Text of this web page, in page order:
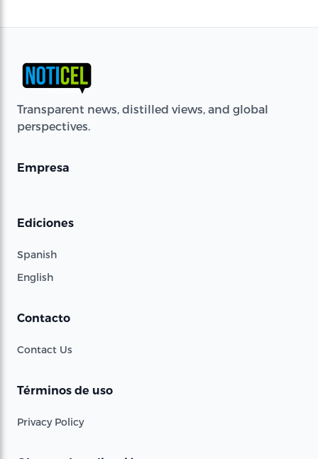
Transparent news, distilled views, and global
perspectives.
Empresa
Ediciones
Spanish
English
Contacto
Contact Us
Términos de uso
Privacy Policy